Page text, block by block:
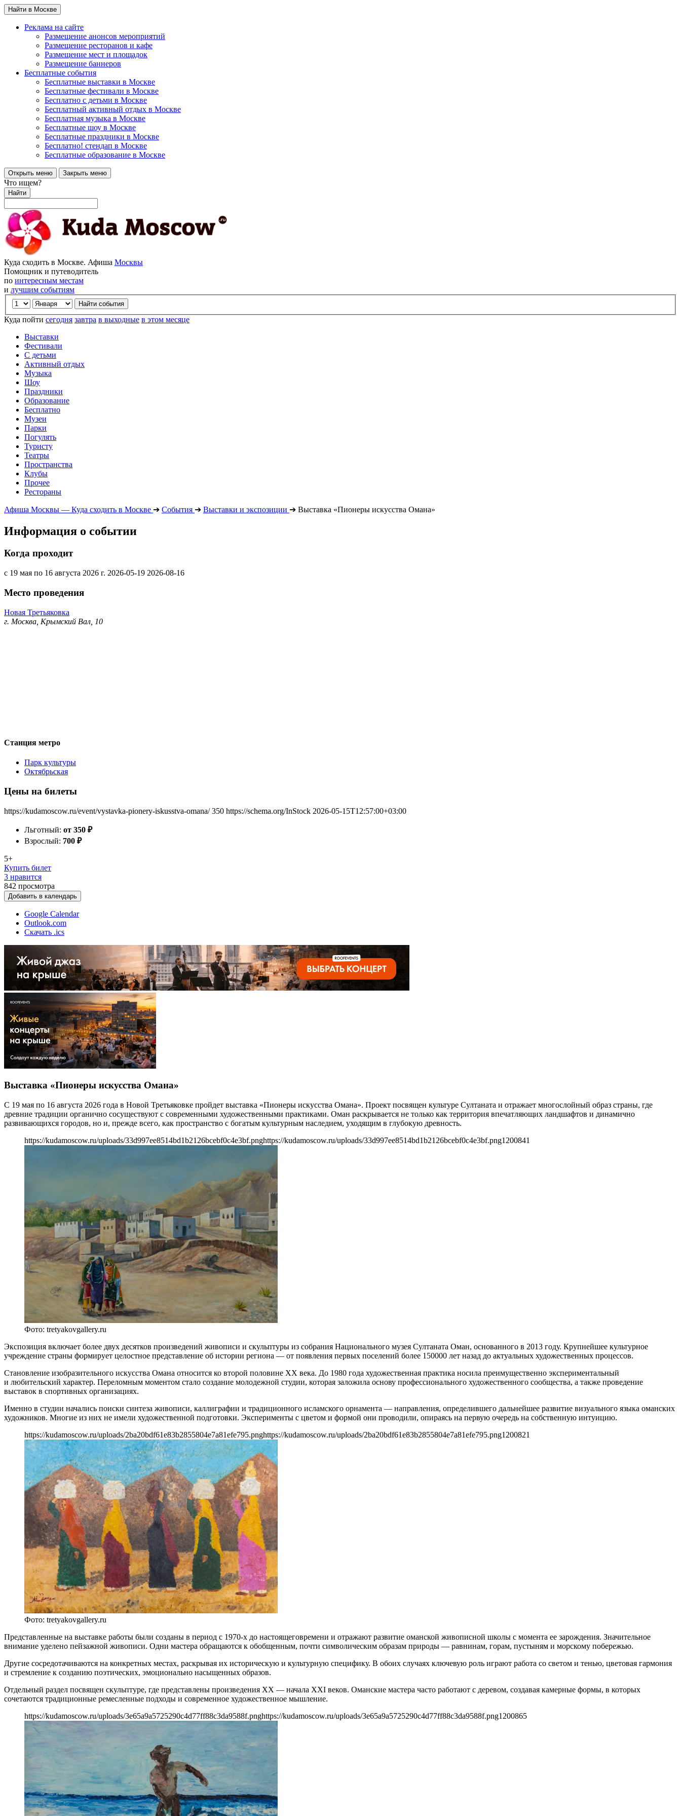
Найти в Москве
Реклама на сайте
Размещение анонсов мероприятий
Размещение ресторанов и кафе
Размещение мест и площадок
Размещение баннеров
Бесплатные события
Бесплатные выставки в Москве
Бесплатные фестивали в Москве
Бесплатно с детьми в Москве
Бесплатный активный отдых в Москве
Бесплатная музыка в Москве
Бесплатные шоу в Москве
Бесплатные праздники в Москве
Бесплатно! стендап в Москве
Бесплатные образование в Москве
Открыть меню Закрыть меню
Что ищем?
Найти
Куда сходить в Москве. Афиша Москвы
Помощник и путеводитель
по интересным местам
и лучшим событиям
Куда пойти сегодня завтра в выходные в этом месяце
Выставки
Фестивали
С детьми
Активный отдых
Музыка
Шоу
Праздники
Образование
Бесплатно
Музеи
Парки
Погулять
Туристу
Театры
Пространства
Клубы
Прочее
Рестораны
Афиша Москвы — Куда сходить в Москве ➔ События ➔ Выставки и экспозиции ➔ Выставка «Пионеры искусства Омана»
Информация о событии
Когда проходит
с 19 мая по 16 августа 2026 г. 2026-05-19 2026-08-16
Место проведения
Новая Третьяковка
г. Москва, Крымский Вал, 10
Станция метро
Парк культуры
Октябрьская
Цены на билеты
https://kudamoscow.ru/event/vystavka-pionery-iskusstva-omana/ 350 https://schema.org/InStock 2026-05-15T12:57:00+03:00
Льготный: от 350 ₽
Взрослый: 700 ₽
5+
Купить билет
3 нравится
842 просмотра
Добавить в календарь
Google Calendar
Outlook.com
Скачать .ics
Выставка «Пионеры искусства Омана»
С 19 мая по 16 августа 2026 года в Новой Третьяковке пройдет выставка «Пионеры искусства Омана». Проект посвящен культуре Султаната и отражает многослойный образ страны, где
древние традиции органично сосуществуют с современными художественными практиками. Оман раскрывается не только как территория впечатляющих ландшафтов и динамично
развивающихся городов, но и, прежде всего, как пространство с богатым культурным наследием, уходящим в глубокую древность.
https://kudamoscow.ru/uploads/33d997ee8514bd1b2126bcebf0c4e3bf.pnghttps://kudamoscow.ru/uploads/33d997ee8514bd1b2126bcebf0c4e3bf.png1200841
Фото: tretyakovgallery.ru
Экспозиция включает более двух десятков произведений живописи и скульптуры из собрания Национального музея Султаната Оман, основанного в 2013 году. Крупнейшее культурное
учреждение страны формирует целостное представление об истории региона — от появления первых поселений более 150000 лет назад до актуальных художественных процессов.
Становление изобразительного искусства Омана относится ко второй половине XX века. До 1980 года художественная практика носила преимущественно экспериментальный
и любительский характер. Переломным моментом стало создание молодежной студии, которая заложила основу профессионального художественного сообщества, а также проведение
выставок в спортивных организациях.
Именно в студии начались поиски синтеза живописи, каллиграфии и традиционного исламского орнамента — направления, определившего дальнейшее развитие визуального языка оманских
художников. Многие из них не имели художественной подготовки. Эксперименты с цветом и формой они проводили, опираясь на первую очередь на собственную интуицию.
https://kudamoscow.ru/uploads/2ba20bdf61e83b2855804e7a81efe795.pnghttps://kudamoscow.ru/uploads/2ba20bdf61e83b2855804e7a81efe795.png1200821
Фото: tretyakovgallery.ru
Представленные на выставке работы были созданы в период с 1970-х до настоящеговремени и отражают развитие оманской живописной школы с момента ее зарождения. Значительное
внимание уделено пейзажной живописи. Одни мастера обращаются к обобщенным, почти символическим образам природы — равнинам, горам, пустыням и морскому побережью.
Другие сосредотачиваются на конкретных местах, раскрывая их историческую и культурную специфику. В обоих случаях ключевую роль играют работа со светом и тенью, цветовая гармония
и стремление к созданию поэтических, эмоционально насыщенных образов.
Отдельный раздел посвящен скульптуре, где представлены произведения XX — начала XXI веков. Оманские мастера часто работают с деревом, создавая камерные формы, в которых
сочетаются традиционные ремесленные подходы и современное художественное мышление.
https://kudamoscow.ru/uploads/3e65a9a5725290c4d77ff88c3da9588f.pnghttps://kudamoscow.ru/uploads/3e65a9a5725290c4d77ff88c3da9588f.png1200865